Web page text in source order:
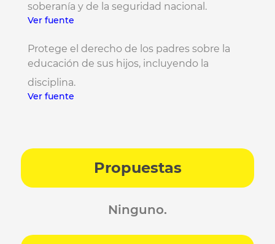
soberanía y de la seguridad nacional.
Ver fuente
Protege el derecho de los padres sobre la
educación de sus hijos, incluyendo la
disciplina.
Ver fuente
Propuestas
Ninguno.